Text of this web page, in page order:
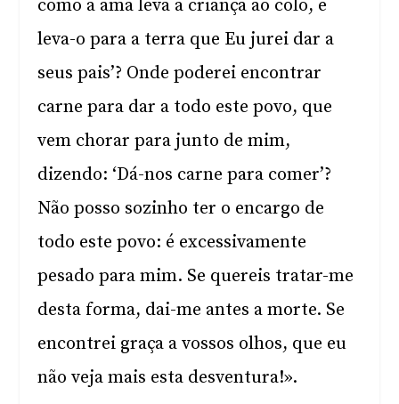
como a ama leva a criança ao colo, e
leva-o para a terra que Eu jurei dar a
seus pais’? Onde poderei encontrar
carne para dar a todo este povo, que
vem chorar para junto de mim,
dizendo: ‘Dá-nos carne para comer’?
Não posso sozinho ter o encargo de
todo este povo: é excessivamente
pesado para mim. Se quereis tratar-me
desta forma, dai-me antes a morte. Se
encontrei graça a vossos olhos, que eu
não veja mais esta desventura!».